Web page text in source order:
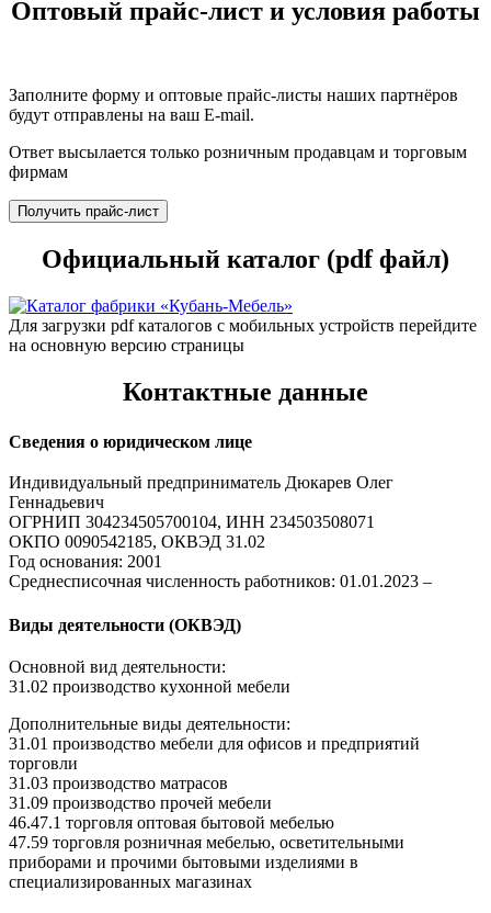
Оптовый прайс-лист и условия работы
Заполните форму и оптовые прайс-листы наших партнёров
будут отправлены на ваш E-mail.
Ответ высылается только розничным продавцам и торговым
фирмам
Получить прайс-лист
Официальный каталог (pdf файл)
Для загрузки pdf каталогов с мобильных устройств перейдите
на основную версию страницы
Контактные данные
Сведения о юридическом лице
Индивидуальный предприниматель Дюкарев Олег
Геннадьевич
ОГРНИП 304234505700104, ИНН 234503508071
ОКПО 0090542185, ОКВЭД 31.02
Год основания: 2001
Среднесписочная численность работников: 01.01.2023 –
Виды деятельности (ОКВЭД)
Основной вид деятельности:
31.02 производство кухонной мебели
Дополнительные виды деятельности:
31.01 производство мебели для офисов и предприятий
торговли
31.03 производство матрасов
31.09 производство прочей мебели
46.47.1 торговля оптовая бытовой мебелью
47.59 торговля розничная мебелью, осветительными
приборами и прочими бытовыми изделиями в
специализированных магазинах